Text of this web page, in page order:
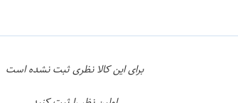
برای این کالا نظری ثبت نشده است